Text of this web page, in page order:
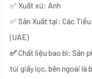
✅ Xuất xứ: Anh
✅ Sản Xuất tại: Các
(UAE)
✅Chất liệu bao bì: Sản
túi giấy lọc, bên ngoài là